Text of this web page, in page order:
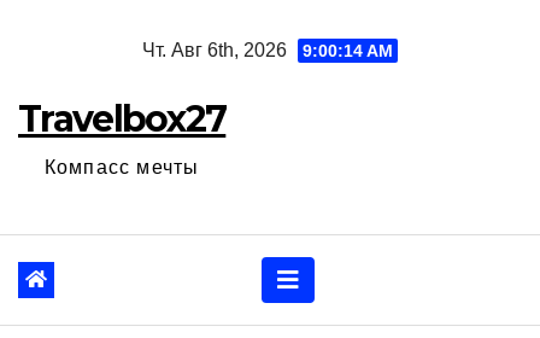
Чт. Авг 6th, 2026 9:00:15 AM
Travelbox27
Компасс мечты